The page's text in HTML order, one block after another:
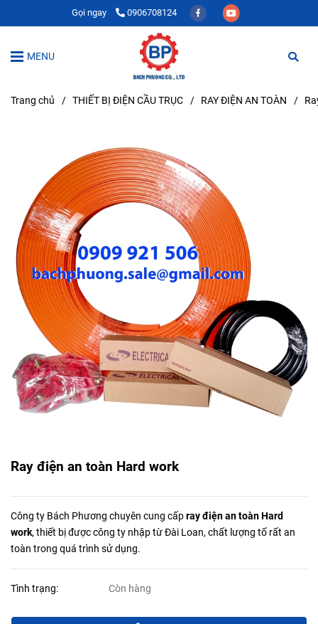
Gọi ngay 0906708124
MENU
Trang chủ / THIẾT BỊ ĐIỆN CẦU TRỤC / RAY ĐIỆN AN TOÀN /
Ray điện an toàn Hard work
Công ty Bách Phương chuyên cung cấpray điện an toàn Hard
work, thiết bị được công ty nhập từ Đài Loan, chất lượng tố rất an
toàn trong quá trình sử dụng.
Tình trạng: Còn hàng